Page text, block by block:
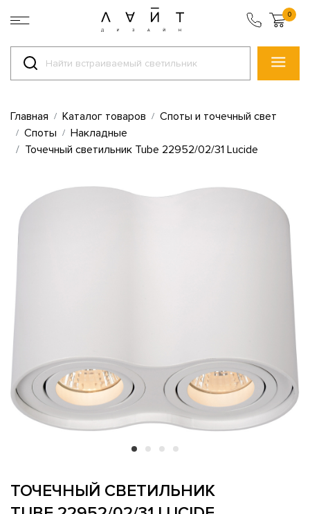
0
Главная Каталог товаров
Споты и точечный свет
Споты
Накладные
Точечный светильник Tube 22952/02/31 Lucide
ТОЧЕЧНЫЙ СВЕТИЛЬНИК